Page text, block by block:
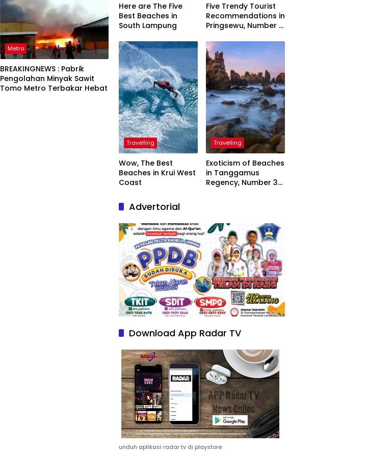
Metro
BREAKINGNEWS : Pabrik
Pengolahan Minyak Sawit
Tomo Metro Terbakar Hebat
Here are The Five
Best Beaches in
South Lampung
Five Trendy Tourist
Recommendations in
Pringsewu, Number 3
President
Travelling
Wow, The Best
Beaches in Krui West
Coast
Travelling
Exoticism of Beaches
in Tanggamus
Regency, Number 3
Advertorial
Download App Radar TV
unduh aplikasi radar tv di playstore